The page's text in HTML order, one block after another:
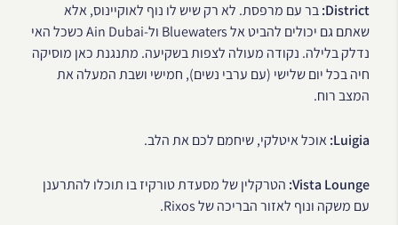
District: בר עם מרפסת. לא רק שיש לו נוף לאוקיינוס, אלא
שאתם גם יכולים להביט אל Bluewaters ול-Ain Dubai כשכל האי
נדלק בלילה. נקודה מעולה לצפות בשקיעה. מתנגנת כאן מוסיקה
חיה בכל יום שלישי (עם ערבי נשים), חמישי ושבת המעלה את
המצב רוח.
Luigia: אוכל איטלקי, שיחמם לכם את הלב.
Vista Lounge: הטרקלין של מסעדת טורקיז בו תוכלו להתרענן
עם משקה ונוף לאזור הבריכה של Rixos.